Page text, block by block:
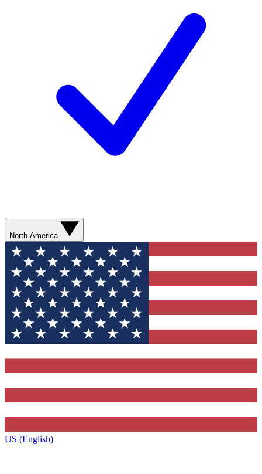
North America
US (English)